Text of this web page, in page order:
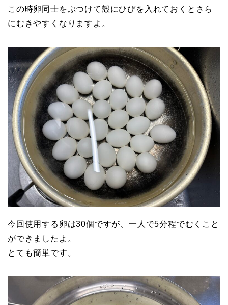
この時卵同士をぶつけて殻にひびを入れておくとさら
にむきやすくなりますよ。
今回使用する卵は30個ですが、一人で5分程でむくこと
ができましたよ。
とても簡単です。